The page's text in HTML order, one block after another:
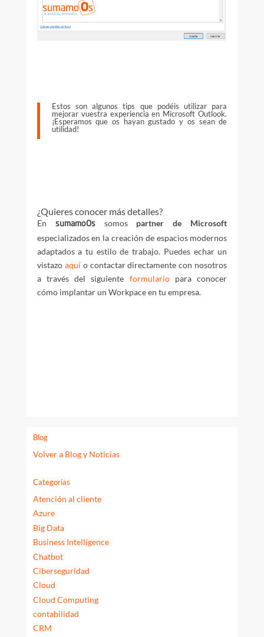
Estos son algunos tips que podéis utilizar para
mejorar vuestra experiencia en Microsoft Outlook.
¡Esperamos que os hayan gustado y os sean de
utilidad!
¿Quieres conocer más detalles?
En sumamoOssomos partner de Microsoft
especializados en la creación de espacios modernos
adaptados a tu estilo de trabajo. Puedes echar un
vistazo aquí o contactar directamente con nosotros
a través del siguiente formulario para conocer
cómo implantar un Workpace en tu empresa.
Blog
Volver a Blog y Noticias
Categorías
Atención al cliente
Azure
Big Data
Business Intelligence
Chatbot
Ciberseguridad
Cloud
Cloud Computing
contabilidad
CRM